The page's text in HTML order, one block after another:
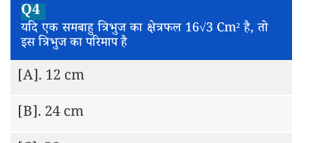
Q4
यदि एक समबाहु त्रिभुज का क्षेत्रफल 16√3 Cm² है, तो
इस त्रिभुज का परिमाप है
[A]. 12 cm
[B]. 24 cm